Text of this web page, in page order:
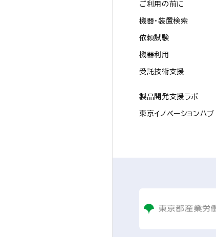
ご利用の前に
機器・装置検索
依頼試験
機器利用
受託技術支援
製品開発支援ラボ
東京イノベーションハブ